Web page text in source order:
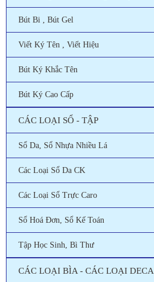
Bút Bi , Bút Gel
Viết Ký Tên , Viết Hiệu
Bút Ký Khắc Tên
Bút Ký Cao Cấp
CÁC LOẠI SỔ - TẬP
Sổ Da, Sổ Nhựa Nhiều Lá
Các Loại Sổ Da CK
Các Loại Sổ Trực Caro
Sổ Hoá Đơn, Sổ Kế Toán
Tập Học Sinh, Bì Thư
CÁC LOẠI BÌA - CÁC LOẠI